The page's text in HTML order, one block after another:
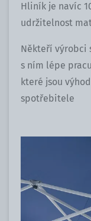
Hliník je navíc
udržitelnost
Někteří výrobci
s ním lépe
které jsou
spotřebitele